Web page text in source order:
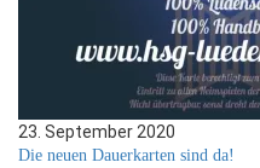
23. September 2020
Die neuen Dauerkarten sind da!